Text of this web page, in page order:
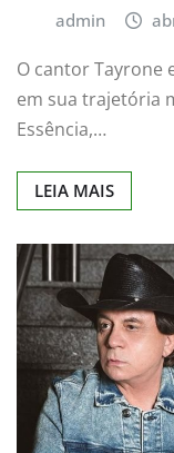
admin
O cantor Tayrone
em sua trajetória
Essência,…
LEIA MAIS